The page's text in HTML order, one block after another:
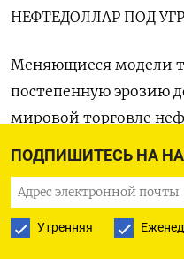
ПОДПИШИТЕСЬ НА
Утренняя
НЕФТЕДОЛЛАР ПОД
Меняющиеся модели
постепенную эрозию
мировой торговле
Визиту Моди в Абу-
соглашение 2023
переводе